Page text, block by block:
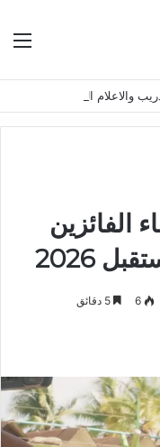
2026
6